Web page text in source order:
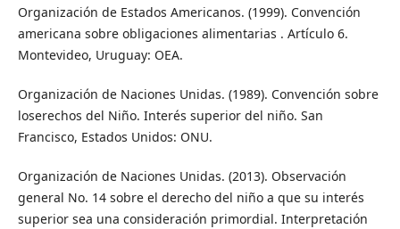
Organización de Estados Americanos. (1999). Convención
americana sobre obligaciones alimentarias . Artículo 6.
Montevideo, Uruguay: OEA.
Organización de Naciones Unidas. (1989). Convención sobre
loserechos del Niño. Interés superior del niño. San
Francisco, Estados Unidos: ONU.
Organización de Naciones Unidas. (2013). Observación
general No. 14 sobre el derecho del niño a que su interés
superior sea una consideración primordial. Interpretación